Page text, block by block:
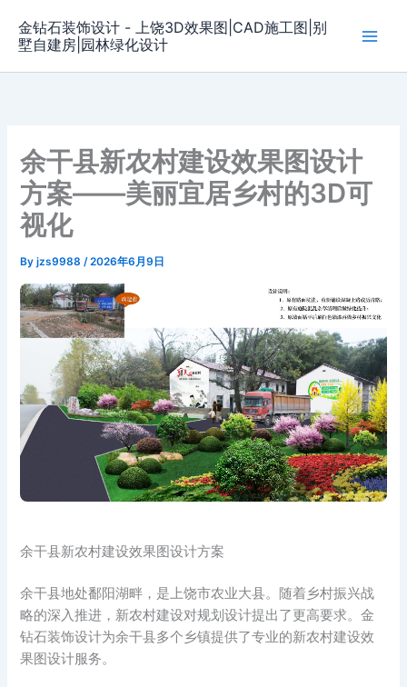
content
金钻石装饰设计 - 上饶3D效果图|CAD施工图|别
墅自建房|园林绿化设计
余干县新农村建设效果图设计
方案——美丽宜居乡村的3D可
视化
Byjzs9988/2026年6月9日
余干县新农村建设效果图设计方案
余干县地处鄱阳湖畔，是上饶市农业大县。随着乡村振兴战
略的深入推进，新农村建设对规划设计提出了更高要求。金
钻石装饰设计为余干县多个乡镇提供了专业的新农村建设效
果图设计服务。